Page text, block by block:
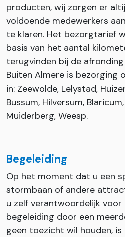
producten, wij zorgen er
voldoende medewerkers
te klaren. Het bezorgtarief
basis van het aantal
terugvinden bij de
Buiten Almere is bezorging
in: Zeewolde, Lelystad,
Bussum, Hilversum,
Muiderberg, Weesp.
Begeleiding
Op het moment dat u een
stormbaan of andere
u zelf verantwoordelijk
begeleiding door een
geen toezicht wil houden,